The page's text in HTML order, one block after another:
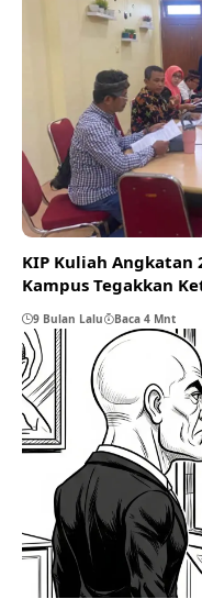
KIP Kuliah Angkatan
Kampus Tegakkan
9 Bulan Lalu Baca 4 Mnt